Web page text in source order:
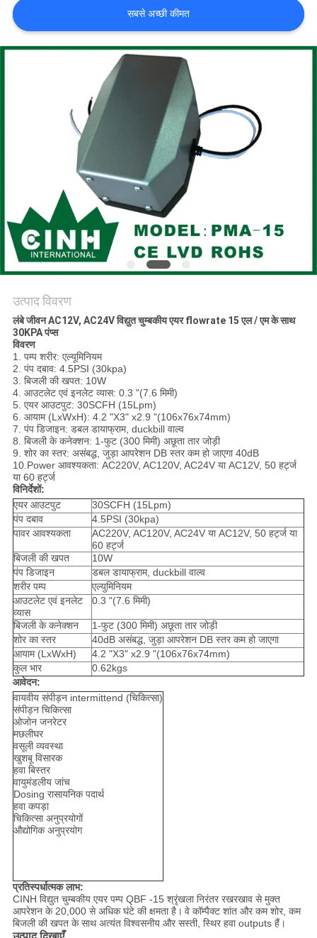
साइटमैप
PRIVACY
सबसे अच्छी कीमत
उत्पाद विवरण
लंबे जीवन AC12V, AC24V विद्युत चुम्बकीय एयर flowrate 15 एल / एम के साथ
30KPA पंप्स
विवरण
1. पम्प शरीर: एल्यूमिनियम
2. पंप दबाव: 4.5PSI (30kpa)
3. बिजली की खपत: 10W
4. आउटलेट एवं इनलेट व्यास: 0.3 "(7.6 मिमी)
5. एयर आउटपुट: 30SCFH (15Lpm)
6. आयाम (LxWxH): 4.2 "X3" x2.9 "(106x76x74mm)
7. पंप डिजाइन: डबल डायाफ्राम, duckbill वाल्व
8. बिजली के कनेक्शन: 1-फुट (300 मिमी) अछूता तार जोड़ी
9. शोर का स्तर: असंबद्ध, जुड़ा आपरेशन DB स्तर कम हो जाएगा 40dB
10.Power आवश्यकता: AC220V, AC120V, AC24V या AC12V, 50 हर्ट्ज
या 60 हर्ट्ज
विनिर्देशों:
एयर आउटपुट
30SCFH (15Lpm)
पंप दबाव
4.5PSI (30kpa)
पावर आवश्यकता
AC220V, AC120V, AC24V या AC12V, 50 हर्ट्ज या
60 हर्ट्ज
बिजली की खपत
10W
पंप डिजाइन
डबल डायाफ्राम, duckbill वाल्व
शरीर पम्प
एल्युमिनियम
आउटलेट एवं इनलेट
व्यास
0.3 "(7.6 मिमी)
बिजली के कनेक्शन
1-फुट (300 मिमी) अछूता तार जोड़ी
शोर का स्तर
40dB असंबद्ध, जुड़ा आपरेशन DB स्तर कम हो जाएगा
आयाम (LxWxH)
4.2 "X3" x2.9 "(106x76x74mm)
कुल भार
0.62kgs
आवेदन:
वायवीय संपीड़न intermittend (चिकित्सा)
संपीड़न चिकित्सा
ओजोन जनरेटर
मछलीघर
वसूली व्यवस्था
खुशबू विसारक
हवा बिस्तर
वायुमंडलीय जांच
Dosing रासायनिक पदार्थ
हवा कपड़ा
चिकित्सा अनुप्रयोगों
औद्योगिक अनुप्रयोग
प्रतिस्पर्धात्मक लाभ:
CINH विद्युत चुम्बकीय एयर पम्प QBF -15 श्रृंखला निरंतर रखरखाव से मुक्त
आपरेशन के 20,000 से अधिक घंटे की क्षमता है। वे कॉम्पैक्ट शांत और कम शोर, कम
बिजली की खपत के साथ अत्यंत विश्वसनीय और सस्ती, स्थिर हवा outputs हैं।